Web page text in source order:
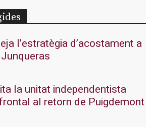
l’estratègia d’acostament a
la unitat independentista
al retorn de Puigdemont